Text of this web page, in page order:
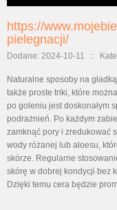
https://
pielegnacji/
Dodane: 2024-10-11 ::
Naturalne sposoby na
także proste triki, które
po goleniu jest doskonałym
podrażnień. Po każdym
zamknąć pory i zredukować
wody różanej lub aloesu,
skórze. Regularne
skórę w dobrej kondycji bez
Dzięki temu cera będzie